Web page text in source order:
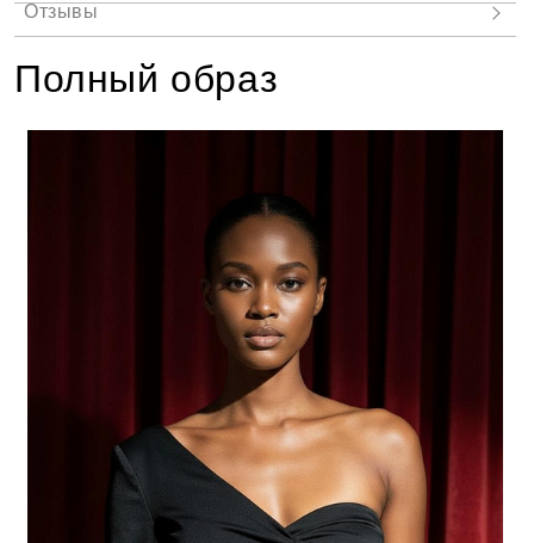
Полный образ